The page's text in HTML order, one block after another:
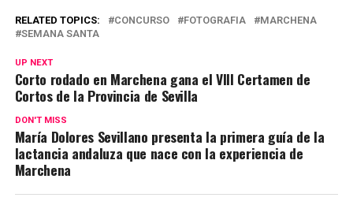
RELATED TOPICS: CONCURSO FOTOGRAFIA
MARCHENA
SEMANA SANTA
UP NEXT
Corto rodado en Marchena gana el VIII Certamen de
Cortos de la Provincia de Sevilla
DON'T MISS
María Dolores Sevillano presenta la primera guía de la
lactancia andaluza que nace con la experiencia de
Marchena